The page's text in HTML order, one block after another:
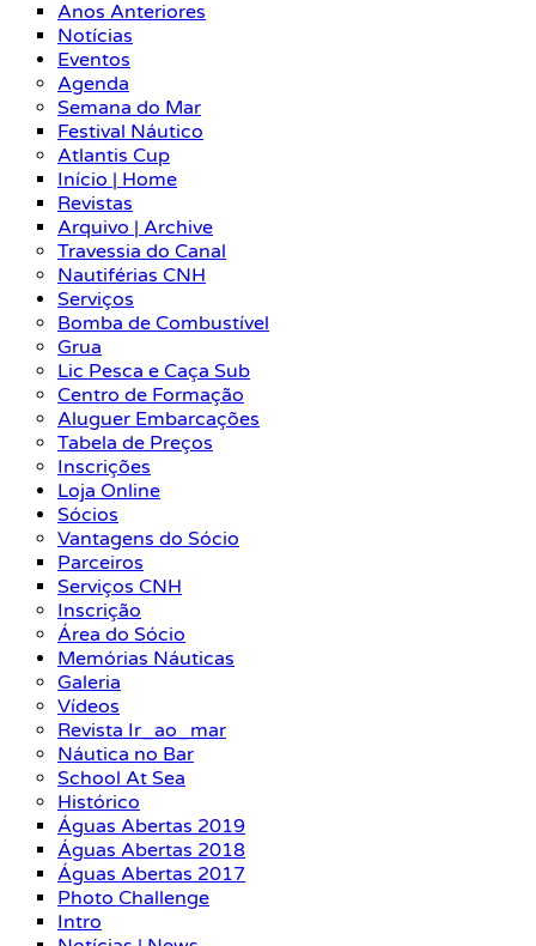
Anos Anteriores
Notícias
Eventos
Agenda
Semana do Mar
Festival Náutico
Atlantis Cup
Início | Home
Revistas
Arquivo | Archive
Travessia do Canal
Nautiférias CNH
Serviços
Bomba de Combustível
Grua
Lic Pesca e Caça Sub
Centro de Formação
Aluguer Embarcações
Tabela de Preços
Inscrições
Loja Online
Sócios
Vantagens do Sócio
Parceiros
Serviços CNH
Inscrição
Área do Sócio
Memórias Náuticas
Galeria
Vídeos
Revista Ir_ao_mar
Náutica no Bar
School At Sea
Histórico
Águas Abertas 2019
Águas Abertas 2018
Águas Abertas 2017
Photo Challenge
Intro